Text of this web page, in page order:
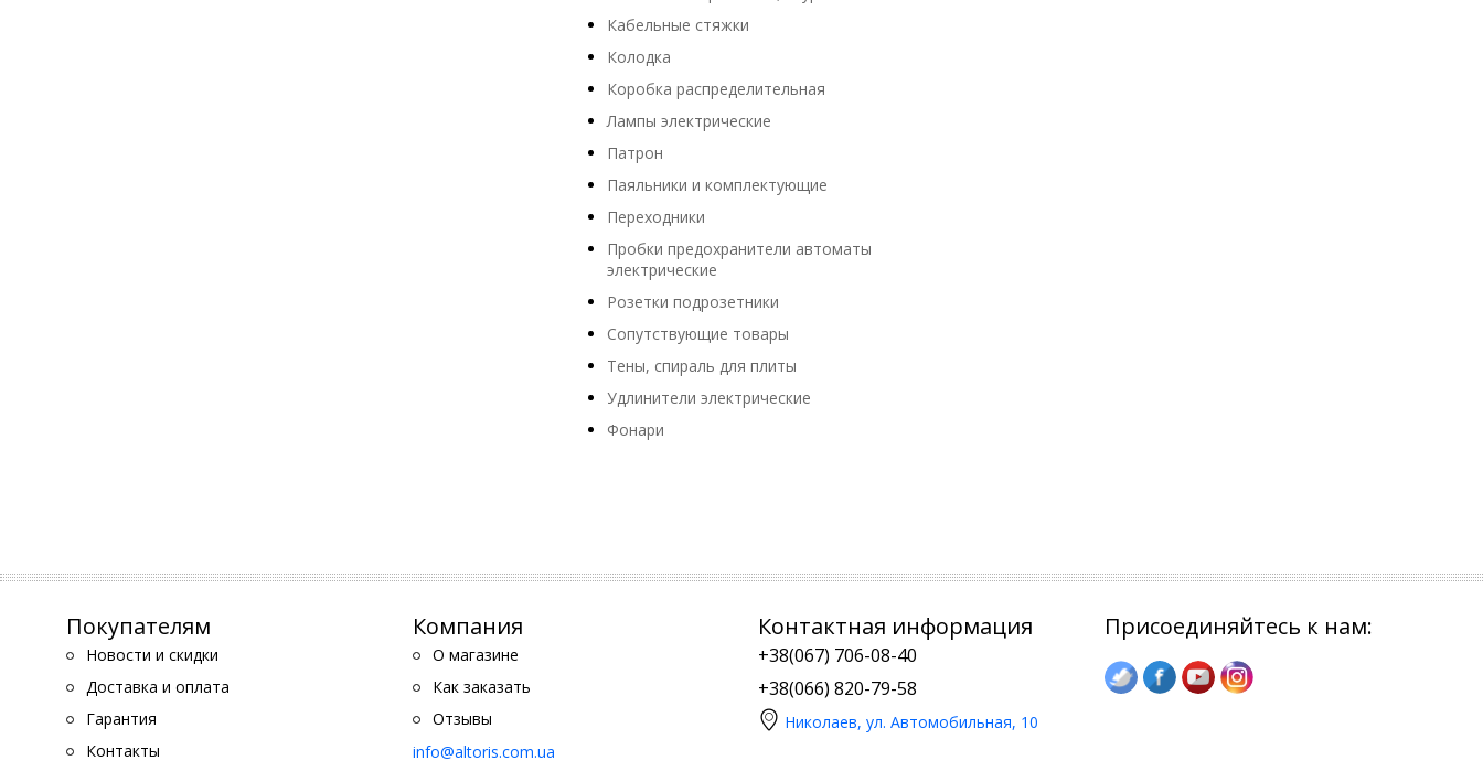
Кабельные стяжки
Колодка
Коробка распределительная
Лампы электрические
Патрон
Паяльники и комплектующие
Переходники
Пробки предохранители автоматы
электрические
Розетки подрозетники
Сопутствующие товары
Тены, спираль для плиты
Удлинители электрические
Фонари
Покупателям
Новости и скидки
Доставка и оплата
Гарантия
Контакты
Компания
О магазине
Как заказать
Отзывы
info@altoris.com.ua
Контактная информация
+38(067) 706-08-40
+38(066) 820-79-58
Николаев, ул. Автомобильная, 10
Присоединяйтесь к нам: